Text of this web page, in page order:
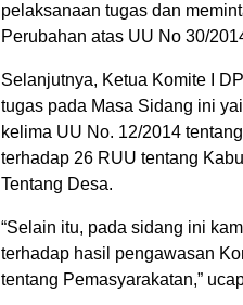
pelaksanaan tugas dan
Perubahan atas UU No 30/
Selanjutnya, Ketua Komite I
tugas pada Masa Sidang ini
kelima UU No. 12/2014
terhadap 26 RUU tentang
Tentang Desa.
“Selain itu, pada sidang ini
terhadap hasil pengawasan
tentang Pemasyarakatan,”